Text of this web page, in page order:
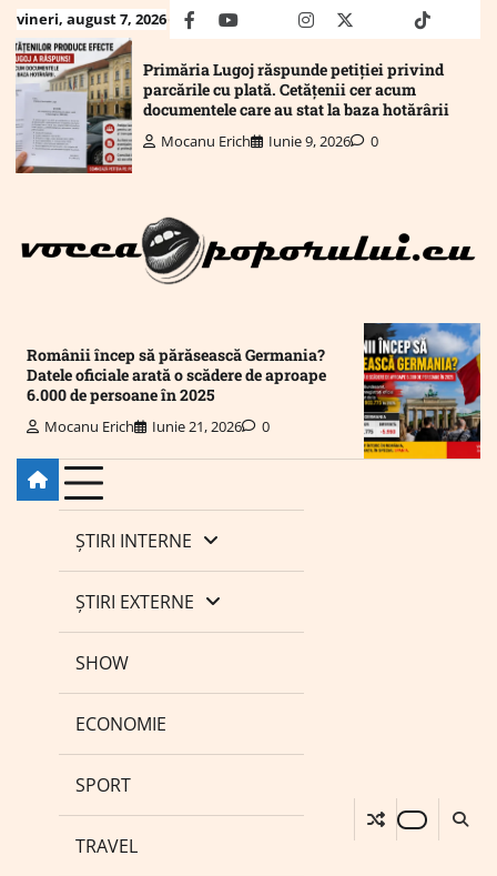
Skip
to
content
vineri, august 7, 2026 facebookyoutubeMailinstagram
twitter truthtiktok
Primăria Lugoj răspunde petiției privind
parcările cu plată. Cetățenii cer acum
documentele care au stat la baza hotărârii
Mocanu Erich Iunie 9, 2026 0
Românii încep să părăsească Germania?
Datele oficiale arată o scădere de aproape
6.000 de persoane în 2025
Mocanu Erich Iunie 21, 2026 0
ȘTIRI INTERNE
ȘTIRI EXTERNE
SHOW
ECONOMIE
SPORT
TRAVEL